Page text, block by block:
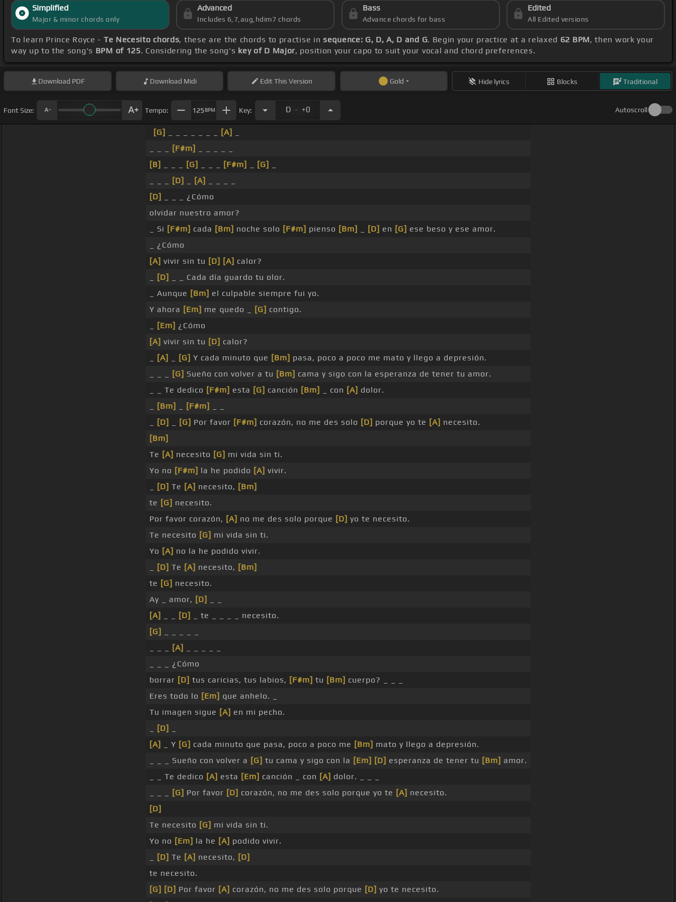
Simplified
Major & minor chords only
Advanced
Includes 6,7,aug,hdim7 chords
Bass
Advance chords for bass
Edited
All Edited versions
To learn Prince Royce - Te Necesito chords, these are the chords to practise insequence: G, D, A, D and G. Begin your practice at a relaxed 62 BPM, then work your
way up to the song's BPM of 125. Considering the song's key of D Major, position your capo to suit your vocal and chord preferences.
Download PDF Download Midi EditThis Version Gold Hide lyrics Blocks Traditional
Font Size: Tempo: 125 BPM Key: D . +0 Autoscroll
[G] [A]
[F#m]
[B]
[G] [F#m] [G]
[D] [A]
[D]
_ _ _ ¿Cómo
olvidar nuestro amor?
_ Si [F#m] cada [Bm] noche solo [F#m] pienso [Bm] [D] en [G] ese beso y ese amor.
_ ¿Cómo
[A] vivir sin tu [D] [A] calor?
[D]
_ _ Cada día guardo tu olor.
_ Aunque [Bm] el culpable siempre fui yo.
Y ahora [Em] me quedo _ [G] contigo.
[Em] ¿Cómo
[A] vivir sin tu [D] calor?
[A] [G] Y cada minuto que [Bm] pasa, poco a poco me mato y llego a depresión.
[G] Sueño con volver a tu [Bm] cama y sigo con la esperanza de tener tu amor.
_ _ Te dedico [F#m] esta [G] canción [Bm] _ con [A] dolor.
[Bm] [F#m]
[D] [G] Por favor [F#m] corazón, no me des solo [D] porque yo te [A] necesito.
[Bm]
Te [A] necesito [G] mi vida sin ti.
Yo no [F#m] la he podido [A] vivir.
[D] Te [A] necesito, [Bm]
te [G] necesito.
Por favor corazón, [A] no me des solo porque [D] yo te necesito.
Te necesito [G] mi vida sin ti.
Yo [A] no la he podido vivir.
[D] Te [A] necesito, [Bm]
te [G] necesito.
Ay _ amor, [D]
[A]
[D]
_ te _ _ _ _ necesito.
[G]
[A]
_ _ _ ¿Cómo
borrar [D] tus caricias, tus labios, [F#m] tu [Bm] cuerpo? _ _ _
Eres todo lo [Em] que anhelo. _
Tu imagen sigue [A] en mi pecho.
[D]
[A]
_ Y [G] cada minuto que pasa, poco a poco me [Bm] mato y llego a depresión.
_ _ _ Sueño con volver a [G] tu cama y sigo con la [Em] [D] esperanza de tener tu [Bm] amor.
_ _ Te dedico [A] esta [Em] canción _ con [A] dolor. _ _ _
[G] Por favor [D] corazón, no me des solo porque yo te [A] necesito.
[D]
Te necesito [G] mi vida sin ti.
Yo no [Em] la he [A] podido vivir.
[D] Te [A] necesito, [D]
te necesito.
[G] [D] Por favor [A] corazón, no me des solo porque [D] yo te necesito.